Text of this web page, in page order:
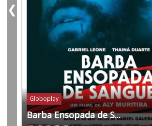
Globoplay
Barba Ensopada de S...
❮